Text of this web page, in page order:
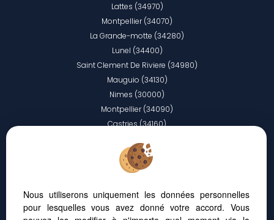
Lattes (34970)
Montpellier (34070)
La Grande-motte (34280)
Lunel (34400)
Saint Clement De Riviere (34980)
Mauguio (34130)
Nimes (30000)
Montpellier (34090)
Castries (34160)
Vendargues (34740)
Uzes (30700)
Montpellier (34080)
Valergues (34130)
Nous utiliserons uniquement les données personnelles
pour lesquelles vous avez donné votre accord. Vous